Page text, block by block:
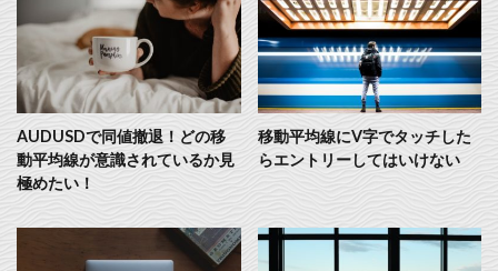
AUDUSDで同値撤退！どの移
動平均線が意識されているか見
極めたい！
移動平均線にV字でタッチした
らエントリーしてはいけない